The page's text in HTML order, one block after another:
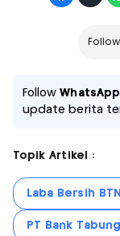
Follow
update berita
Topik Artikel :
Laba Bersih BTN
PT Bank